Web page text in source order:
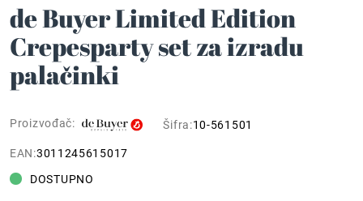
de Buyer Limited Edition
Crepesparty set za izradu
palačinki
Proizvođač: Šifra:10-561501
EAN:3011245615017
DOSTUPNO